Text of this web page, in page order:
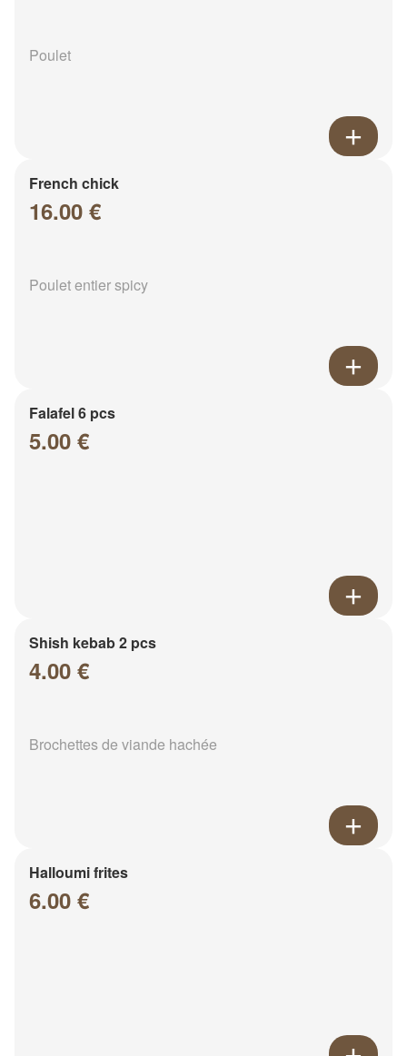
Poulet
French chick
16.00 €
Poulet entier spicy
Falafel 6 pcs
5.00 €
Shish kebab 2 pcs
4.00 €
Brochettes de viande hachée
Halloumi frites
6.00 €